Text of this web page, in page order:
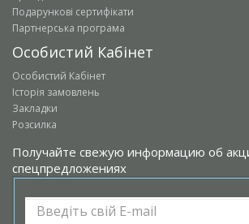
Подарункові сертифікати
Партнерська програма
Особистий Кабінет
Особистий Кабінет
Історія замовлень
Закладки
Розсилка
Получайте свежую информацию об
спецпредложениях